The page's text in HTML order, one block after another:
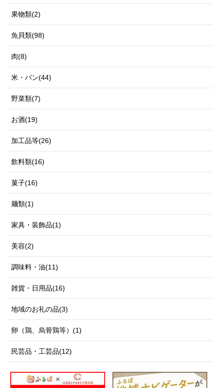
果物類(2)
魚貝類(98)
肉(8)
米・パン(44)
野菜類(7)
お酒(19)
加工品等(26)
飲料類(16)
菓子(16)
麺類(1)
家具・装飾品(1)
美容(2)
調味料・油(11)
雑貨・日用品(16)
地域のお礼の品(3)
卵（鶏、烏骨鶏等）(1)
民芸品・工芸品(12)